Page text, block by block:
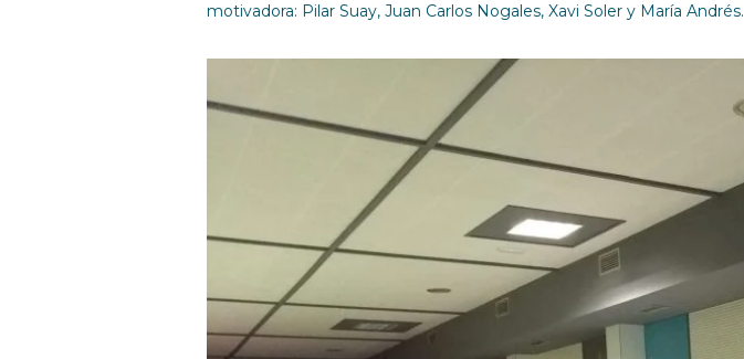
motivadora: Pilar Suay, Juan Carlos Nogales, Xavi Soler y María Andrés.